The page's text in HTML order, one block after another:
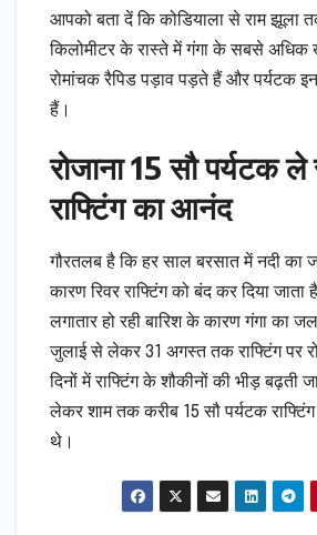
आपको बता दें कि कोडियाला से राम झूला
किलोमीटर के रास्ते में गंगा के सबसे
रोमांचक रैपिड पड़ाव पड़ते हैं और पर्यटक
हैं।
रोजाना 15 सौ पर्यटक
राफ्टिंग का आनंद
गौरतलब है कि हर साल बरसात में नदी
कारण रिवर राफ्टिंग को बंद कर दिया जाता
लगातार हो रही बारिश के कारण गंगा का
जुलाई से लेकर 31 अगस्त तक राफ्टिंग पर
दिनों में राफ्टिंग के शौकीनों की भीड़ बढ़ती
लेकर शाम तक करीब 15 सौ पर्यटक
थे।